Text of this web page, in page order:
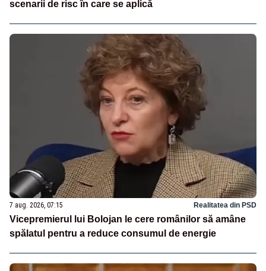
scenarii de risc în care se aplică
7 aug. 2026, 07:15 Realitatea din PSD
Vicepremierul lui Bolojan le cere românilor să amâne
spălatul pentru a reduce consumul de energie